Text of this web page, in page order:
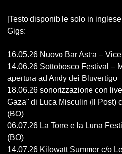
[Testo disponibile solo in
Gigs:
16.05.26 Nuovo Bar Astra –
14.06.26 Sottobosco Festival –
apertura ad Andy dei Bluvertigo
18.06.26 sonorizzazione con
Gaza" di Luca Misculin (Il Post)
(BO)
06.07.26 La Torre e la Luna
(BO)
14.07.26 Kilowatt Summer c/o